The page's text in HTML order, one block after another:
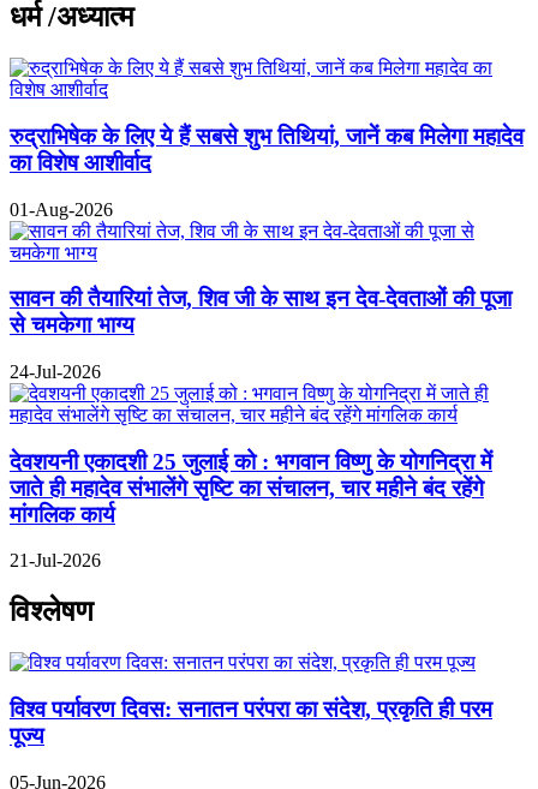
धर्म /अध्यात्म
रुद्राभिषेक के लिए ये हैं सबसे शुभ तिथियां, जानें कब मिलेगा महादेव
का विशेष आशीर्वाद
01-Aug-2026
सावन की तैयारियां तेज, शिव जी के साथ इन देव-देवताओं की पूजा
से चमकेगा भाग्य
24-Jul-2026
देवशयनी एकादशी 25 जुलाई को : भगवान विष्णु के योगनिद्रा में
जाते ही महादेव संभालेंगे सृष्टि का संचालन, चार महीने बंद रहेंगे
मांगलिक कार्य
21-Jul-2026
विश्लेषण
विश्व पर्यावरण दिवस: सनातन परंपरा का संदेश, प्रकृति ही परम
पूज्य
05-Jun-2026